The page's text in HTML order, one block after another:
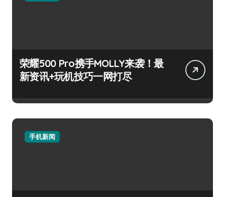
荣耀500 Pro携手MOLLY来袭！最
新资讯+玩机技巧一网打尽
手机新闻